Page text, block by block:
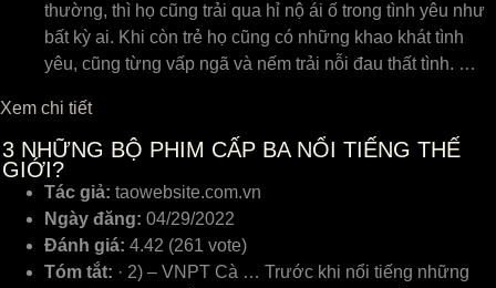
thường, thì họ cũng trải qua hỉ nộ ái ố trong tình yêu như
bất kỳ ai. Khi còn trẻ họ cũng có những khao khát tình
yêu, cũng từng vấp ngã và nếm trải nỗi đau thất tình. …
Xem chi tiết
3 NHỮNG BỘ PHIM CẤP BA NỔI TIẾNG THẾ
GIỚI?
Tác giả: taowebsite.com.vn
Ngày đăng: 04/29/2022
Đánh giá: 4.42 (261 vote)
Tóm tắt: · 2) – VNPT Cà … Trước khi nổi tiếng những